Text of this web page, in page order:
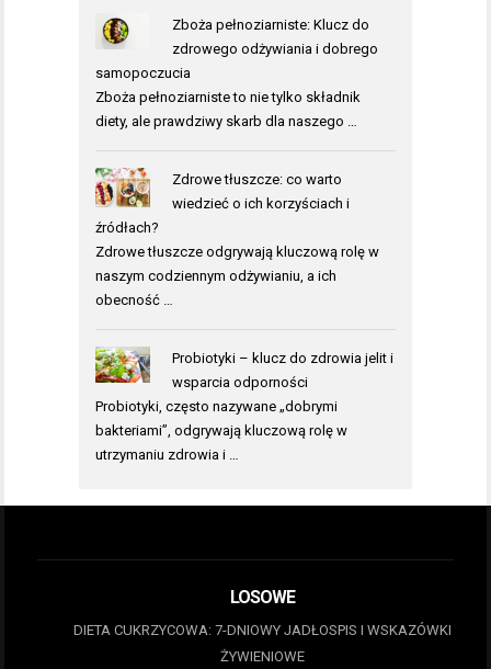
Zboża pełnoziarniste: Klucz do
zdrowego odżywiania i dobrego
samopoczucia
Zboża pełnoziarniste to nie tylko składnik
diety, ale prawdziwy skarb dla naszego …
Zdrowe tłuszcze: co warto
wiedzieć o ich korzyściach i
źródłach?
Zdrowe tłuszcze odgrywają kluczową rolę w
naszym codziennym odżywianiu, a ich
obecność …
Probiotyki – klucz do zdrowia jelit i
wsparcia odporności
Probiotyki, często nazywane „dobrymi
bakteriami”, odgrywają kluczową rolę w
utrzymaniu zdrowia i …
LOSOWE
DIETA CUKRZYCOWA: 7-DNIOWY JADŁOSPIS I WSKAZÓWKI
ŻYWIENIOWE